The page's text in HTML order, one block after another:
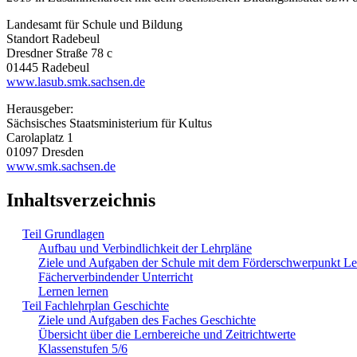
Landesamt für Schule und Bildung
Standort Radebeul
Dresdner Straße 78 c
01445 Radebeul
www.lasub.smk.sachsen.de
Herausgeber:
Sächsisches Staatsministerium für Kultus
Carolaplatz 1
01097 Dresden
www.smk.sachsen.de
Inhaltsverzeichnis
Teil Grundlagen
Aufbau und Verbindlichkeit der Lehrpläne
Ziele und Aufgaben der Schule mit dem Förderschwerpunkt
Fächerverbindender Unterricht
Lernen lernen
Teil Fachlehrplan Geschichte
Ziele und Aufgaben des Faches Geschichte
Übersicht über die Lernbereiche und Zeitrichtwerte
Klassenstufen 5/6